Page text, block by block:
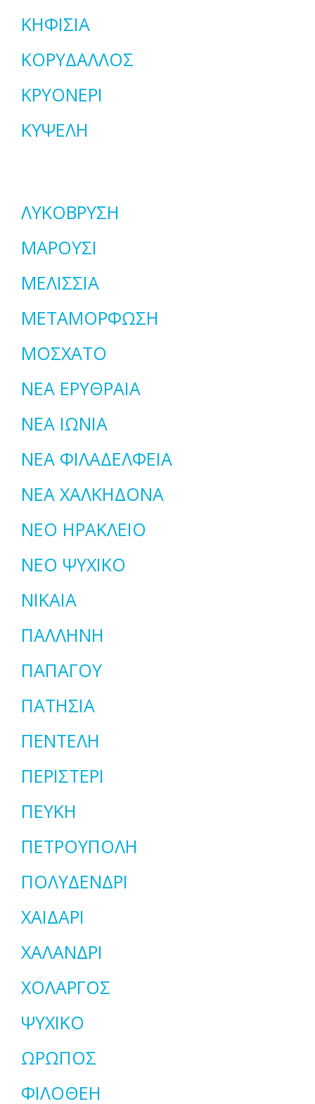
ΚΗΦΙΣΙΑ
ΚΟΡΥΔΑΛΛΟΣ
ΚΡΥΟΝΕΡΙ
ΚΥΨΕΛΗ
ΛΥΚΟΒΡΥΣΗ
ΜΑΡΟΥΣΙ
ΜΕΛΙΣΣΙΑ
ΜΕΤΑΜΟΡΦΩΣΗ
ΜΟΣΧΑΤΟ
ΝΕΑ ΕΡΥΘΡΑΙΑ
ΝΕΑ ΙΩΝΙΑ
ΝΕΑ ΦΙΛΑΔΕΛΦΕΙΑ
ΝΕΑ ΧΑΛΚΗΔΟΝΑ
ΝΕΟ ΗΡΑΚΛΕΙΟ
ΝΕΟ ΨΥΧΙΚΟ
ΝΙΚΑΙΑ
ΠΑΛΛΗΝΗ
ΠΑΠΑΓΟΥ
ΠΑΤΗΣΙΑ
ΠΕΝΤΕΛΗ
ΠΕΡΙΣΤΕΡΙ
ΠΕΥΚΗ
ΠΕΤΡΟΥΠΟΛΗ
ΠΟΛΥΔΕΝΔΡΙ
ΧΑΙΔΑΡΙ
ΧΑΛΑΝΔΡΙ
ΧΟΛΑΡΓΟΣ
ΨΥΧΙΚΟ
ΩΡΩΠΟΣ
ΦΙΛΟΘΕΗ